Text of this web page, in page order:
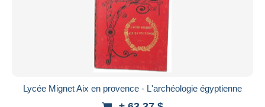
Lycée Mignet Aix en provence - L'archéologie égyptienne